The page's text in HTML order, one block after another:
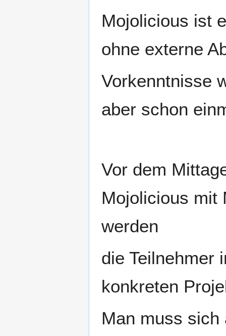
Mojolicious ist
ohne externe
Vorkenntnisse
aber schon
Vor dem
Mojolicious mit
werden
die Teilnehmer
konkreten
Man muss sich